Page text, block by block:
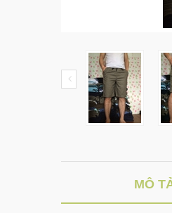
MÔ